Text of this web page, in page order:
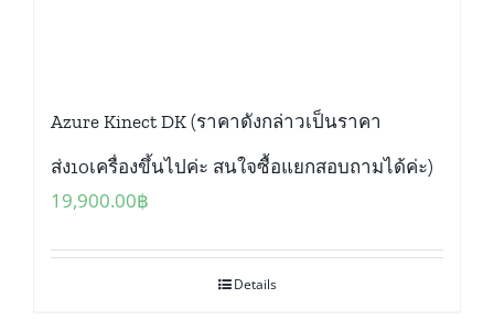
Azure Kinect DK (ราคาดังกล่าวเป็นราคา
ส่ง10เครื่องขึ้นไปค่ะ สนใจซื้อแยกสอบถามได้ค่ะ)
19,900.00฿
Details